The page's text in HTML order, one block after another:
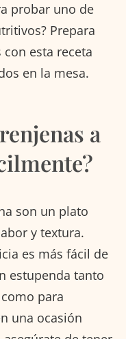
probar uno de
Prepara
esta receta
en la mesa.
a
son un plato
y textura.
es más fácil de
estupenda tanto
para
una ocasión